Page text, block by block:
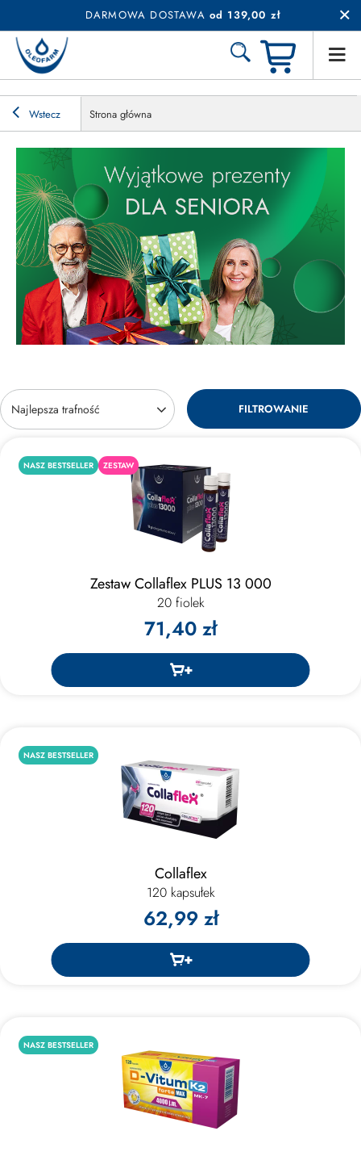
DARMOWA DOSTAWA od 139,00 zł
Wstecz Strona główna
Zmień sortowanie
Najlepsza trafność FILTROWANIE
NASZ BESTSELLER ZESTAW
Zestaw Collaflex PLUS 13 000
20 fiolek
71,40 zł
NASZ BESTSELLER
Collaflex
120 kapsułek
62,99 zł
NASZ BESTSELLER